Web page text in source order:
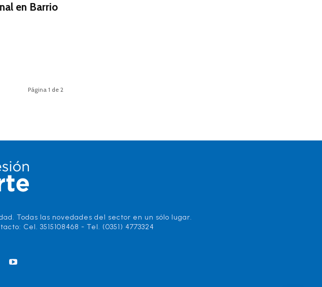
en Barrio
Página 1 de 2
Todas las novedades del sector en un sólo lugar.
Cel. 3515108468 - Tel. (0351) 4773324